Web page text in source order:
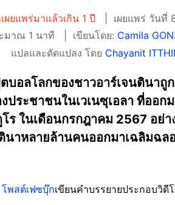
ยแพร่มาแล้วเกิน 1 ปี
เผยแพร่ วันที่
มาณ 1 นาที
เขียนโดย: Camila
แปลและดัดแปลง โดย Chayanit
อลโลกของชาวอาร์เจนตินาถู
ประชาชนในเวเนซุเอลา ที่ออ
ร ในเดือนกรกฎาคม 2567 อย่
าหลายล้านคนออกมาเฉลิมฉล
โพสต์เฟซบุ๊กเขียนคำบรรยายประกอบวิ